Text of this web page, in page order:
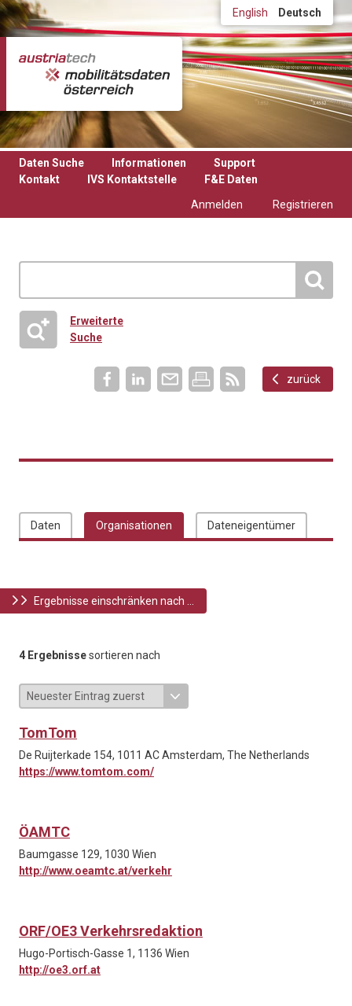
Direkt zum Inhalt English Deutsch
Daten Suche Informationen
Support
Kontakt
IVS Kontaktstelle
F&E Daten
Anmelden
Registrieren
Erweiterte
Suche
zurück
Daten Organisationen Dateneigentümer
Ergebnisse einschränken nach ...
4 Ergebnissesortieren nach
TomTom
De Ruijterkade 154, 1011 AC Amsterdam, The Netherlands
https://www.tomtom.com/
ÖAMTC
Baumgasse 129, 1030 Wien
http://www.oeamtc.at/verkehr
ORF/OE3 Verkehrsredaktion
Hugo-Portisch-Gasse 1, 1136 Wien
http://oe3.orf.at